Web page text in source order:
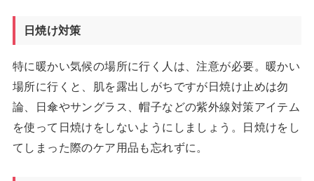
日焼け対策
特に暖かい気候の場所に行く人は、注意が必要。暖かい
場所に行くと、肌を露出しがちですが日焼け止めは勿
論、日傘やサングラス、帽子などの紫外線対策アイテム
を使って日焼けをしないようにしましょう。日焼けをし
てしまった際のケア用品も忘れずに。